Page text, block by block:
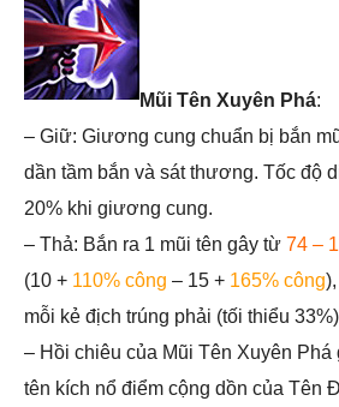
Mũi Tên Xuyên Phá:
– Giữ: Giương cung chuẩn bị bắn
dần tầm bắn và sát thương. Tốc độ
20% khi giương cung.
– Thả: Bắn ra 1 mũi tên gây từ 74 –
(10 + 110% công – 15 + 165% công
mỗi kẻ địch trúng phải (tối thiểu 33%)
– Hồi chiêu của Mũi Tên Xuyên Phá
tên kích nổ điểm cộng dồn của Tên